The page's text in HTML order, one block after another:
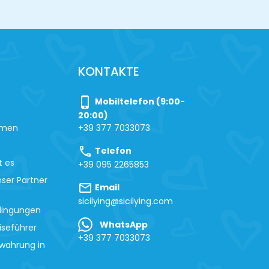
es
Partner
in
KONTAKTE
phone_iphone
Mobiltelefon (9:00-
20:00)
+39 377 7033073
call Telefon
+39 095 2265853
mail Email
sicilying@sicilying.com
WhatsApp
+39 377 7033073